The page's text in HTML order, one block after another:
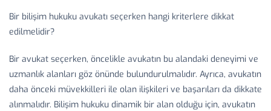
Bir bilişim hukuku avukatı seçerken hangi kriterlere dikkat
edilmelidir?
Bir avukat seçerken, öncelikle avukatın bu alandaki deneyimi ve
uzmanlık alanları göz önünde bulundurulmalıdır. Ayrıca, avukatın
daha önceki müvekkilleri ile olan ilişkileri ve başarıları da dikkate
alınmalıdır. Bilişim hukuku dinamik bir alan olduğu için, avukatın